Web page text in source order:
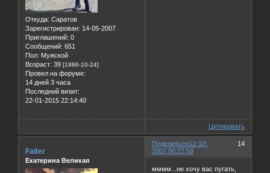
Откуда: Саратов
Зарегистрирован: 14-05-2007
Приглашений: 0
Сообщений: 651
Пол: Мужской
Возраст: 39 [1986-10-24]
Провел на форуме:
14 дней 3 часа
Последний визит:
22-01-2015 22:14:40
Цитировать
Поделиться 14
12-10-
2007 00:27:58
Falter
Екатерина Великая
мммм...не хочу вас пугать,